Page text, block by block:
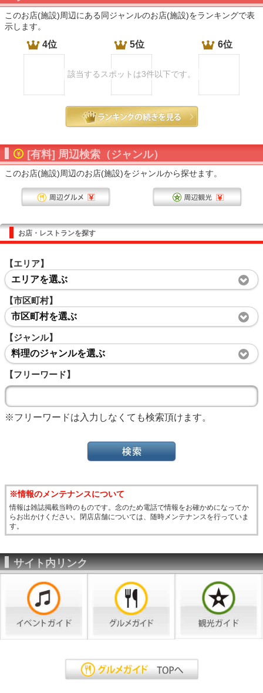
このお店(施設)周辺にある同ジャンルのお店(施設)をランキングで表
示します。
4位 5位 6位
該当するスポットは3件以下です。
[有料] 周辺検索（ジャンル）
このお店(施設)周辺のお店(施設)をジャンルから探せます。
お店・レストランを探す
【エリア】
エリアを選ぶ
【市区町村】
市区町村を選ぶ
【ジャンル】
料理のジャンルを選ぶ
【フリーワード】
※フリーワードは入力しなくても検索頂けます。
※情報のメンテナンスについて
情報は雑誌掲載当時のものです。念のため電話で情報をお確かめになってか
らお出かけください。閉店店舗については、随時メンテナンスを行っていま
す。
サイト内リンク